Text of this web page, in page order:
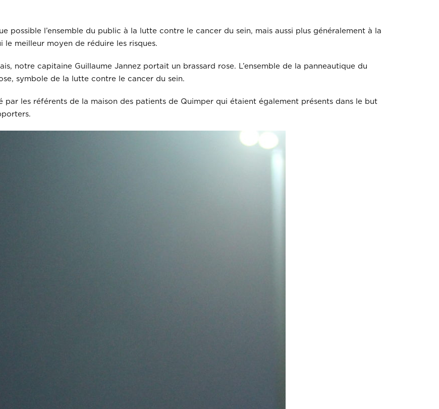
possible l’ensemble du public à la lutte contre le cancer du sein, mais aussi plus généralement à la
le meilleur moyen de réduire les risques.
notre capitaine Guillaume Jannez portait un brassard rose. L’ensemble de la panneautique du
symbole de la lutte contre le cancer du sein.
les référents de la maison des patients de Quimper qui étaient également présents dans le but